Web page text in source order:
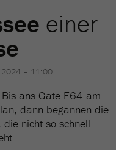
einer
– 11:00
ans Gate E64 am
dann begannen die
die nicht so schnell